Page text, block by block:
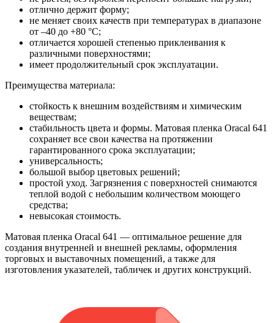
отлично держит форму;
не меняет своих качеств при температурах в диапазоне
от –40 до +80 °С;
отличается хорошей степенью приклеивания к
различными поверхностями;
имеет продолжительный срок эксплуатации.
Преимущества материала:
стойкость к внешним воздействиям и химическим
веществам;
стабильность цвета и формы. Матовая пленка Oracal 641
сохраняет все свои качества на протяжении
гарантированного срока эксплуатации;
универсальность;
большой выбор цветовых решений;
простой уход. Загрязнения с поверхностей снимаются
теплой водой с небольшим количеством моющего
средства;
невысокая стоимость.
Матовая пленка Oracal 641 — оптимальное решение для
создания внутренней и внешней рекламы, оформления
торговых и выставочных помещений, а также для
изготовления указателей, табличек и других конструкций.